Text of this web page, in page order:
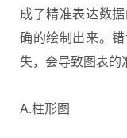
成了精准表达数
确的绘制出来。
失，会导致图表的
A.柱形图